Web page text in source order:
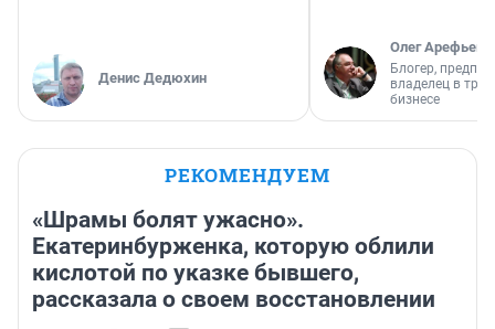
Денис Дедюхин
Олег Арефьев
Блогер,
владелец в
бизнесе
РЕКОМЕНДУЕМ
«Шрамы болят ужасно».
Екатеринбурженка, которую облили
кислотой по указке бывшего,
рассказала о своем восстановлении